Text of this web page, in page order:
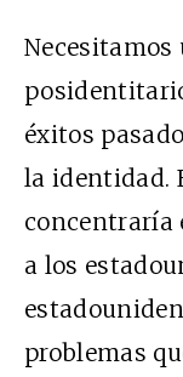
éxitos
la identidad.
concentraría
a los
problemas